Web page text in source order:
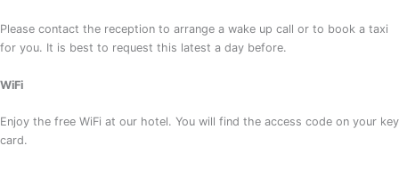
Please contact the reception to arrange a wake up call or to book a taxi
for you. It is best to request this latest a day before.
WiFi
Enjoy the free WiFi at our hotel. You will find the access code on your key
card.